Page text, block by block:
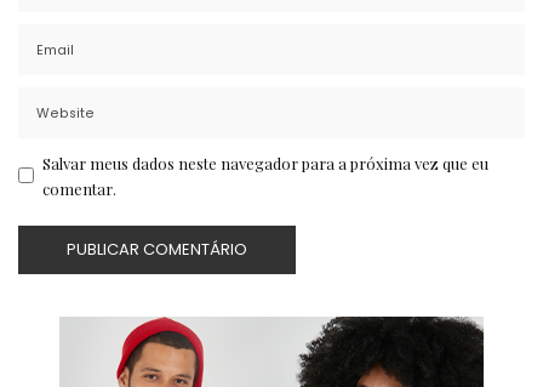
Salvar meus dados neste navegador para a próxima vez que eu
comentar.